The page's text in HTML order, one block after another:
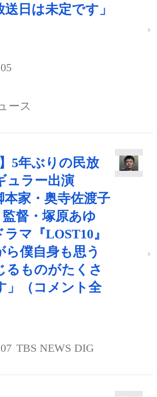
日は未定です」
ース
5年ぶりの民放
ュラー出演
本家・奥寺佐渡子
督・塚原あゆ
マ『LOST10』
ら僕自身も思う
るものがたくさ
」（コメント全
TBS NEWS DIG